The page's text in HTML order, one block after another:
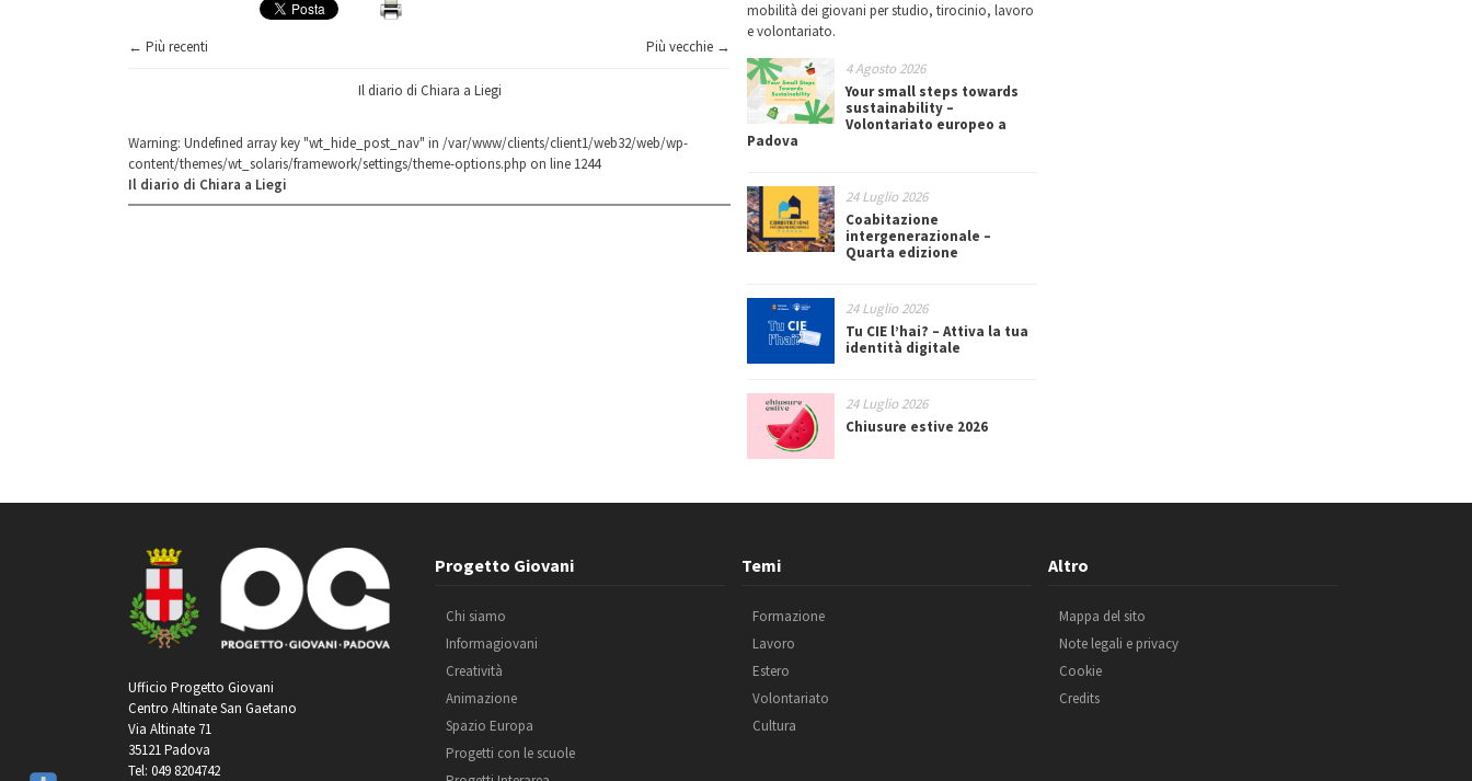
← Più recenti Più vecchie →
Il diario di Chiara a Liegi
Warning: Undefined array key "wt_hide_post_nav" in /var/www/clients/client1/web32/web/wp-
content/themes/wt_solaris/framework/settings/theme-options.php on line 1244
Il diario di Chiara a Liegi
mobilità dei giovani per studio, tirocinio, lavoro
e volontariato.
4 Agosto 2026
Your small steps towards
sustainability –
Volontariato europeo a
Padova
24 Luglio 2026
Coabitazione
intergenerazionale –
Quarta edizione
24 Luglio 2026
Tu CIE l’hai? – Attiva la tua
identità digitale
24 Luglio 2026
Chiusure estive 2026
Ufficio Progetto Giovani
Centro Altinate San Gaetano
Via Altinate 71
35121 Padova
Tel: 049 8204742
Progetto Giovani
Chi siamo
Informagiovani
Creatività
Animazione
Spazio Europa
Progetti con le scuole
Temi
Formazione
Lavoro
Estero
Volontariato
Cultura
Altro
Mappa del sito
Note legali e privacy
Cookie
Credits